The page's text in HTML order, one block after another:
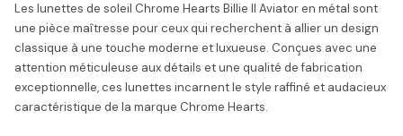
Les lunettes de soleil Chrome Hearts Billie II Aviator en métal sont
une pièce maîtresse pour ceux qui recherchent à allier un design
classique à une touche moderne et luxueuse. Conçues avec une
attention méticuleuse aux détails et une qualité de fabrication
exceptionnelle, ces lunettes incarnent le style raffiné et audacieux
caractéristique de la marque Chrome Hearts.